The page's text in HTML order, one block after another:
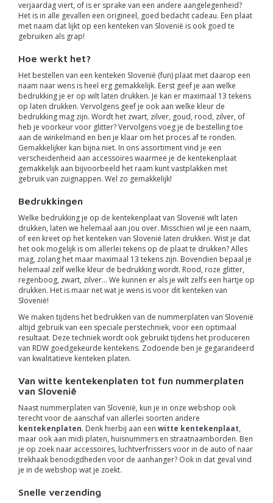
verjaardag viert, of is er sprake van een andere aangelegenheid?
Het is in alle gevallen een origineel, goed bedacht cadeau. Een plaat
met naam dat lijkt op een kenteken van Slovenië is ook goed te
gebruiken als grap!
Hoe werkt het?
Het bestellen van een kenteken Slovenië (fun) plaat met daarop een
naam naar wens is heel erg gemakkelijk. Eerst geef je aan welke
bedrukking je er op wilt laten drukken. Je kan er maximaal 13 tekens
op laten drukken. Vervolgens geef je ook aan welke kleur de
bedrukking mag zijn. Wordt het zwart, zilver, goud, rood, zilver, of
heb je voorkeur voor glitter? Vervolgens voeg je de bestelling toe
aan de winkelmand en ben je klaar om het proces af te ronden.
Gemakkelijker kan bijna niet. In ons assortiment vind je een
verscheidenheid aan accessoires waarmee je de kentekenplaat
gemakkelijk aan bijvoorbeeld het raam kunt vastplakken met
gebruik van zuignappen. Wel zo gemakkelijk!
Bedrukkingen
Welke bedrukking je op de kentekenplaat van Slovenië wilt laten
drukken, laten we helemaal aan jou over. Misschien wil je een naam,
of een kreet op het kenteken van Slovenië laten drukken. Wist je dat
het ook mogelijk is om allerlei tekens op de plaat te drukken? Alles
mag, zolang het maar maximaal 13 tekens zijn. Bovendien bepaal je
helemaal zelf welke kleur de bedrukking wordt. Rood, roze glitter,
regenboog, zwart, zilver… We kunnen er als je wilt zelfs een hartje op
drukken. Het is maar net wat je wens is voor dit kenteken van
Slovenië!
We maken tijdens het bedrukken van de nummerplaten van Slovenië
altijd gebruik van een speciale perstechniek, voor een optimaal
resultaat. Deze techniek wordt ook gebruikt tijdens het produceren
van RDW goedgekeurde kentekens. Zodoende ben je gegarandeerd
van kwalitatieve kenteken platen.
Van witte kentekenplaten tot fun nummerplaten
van Slovenië
Naast nummerplaten van Slovenië, kun je in onze webshop ook
terecht voor de aanschaf van allerlei soorten andere
kentekenplaten. Denk hierbij aan een witte kentekenplaat,
maar ook aan midi platen, huisnummers en straatnaamborden. Ben
je op zoek naar accessoires, luchtverfrissers voor in de auto of naar
trekhaak benodigdheden voor de aanhanger? Ook in dat geval vind
je in de webshop wat je zoekt.
Snelle verzending